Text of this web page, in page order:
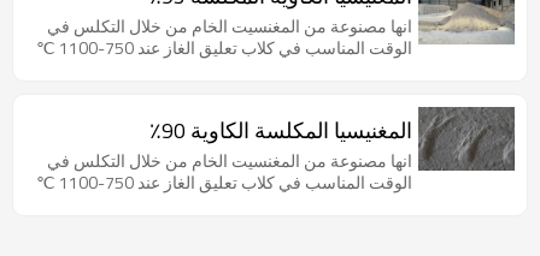
انها مصنوعة من المغنسيت الخام من خلال التكلس في
الوقت المناسب في كلاب تعليق الغاز عند 750-1100 ℃
المغنيسيا المكلسة الكاوية 90٪
انها مصنوعة من المغنسيت الخام من خلال التكلس في
الوقت المناسب في كلاب تعليق الغاز عند 750-1100 ℃